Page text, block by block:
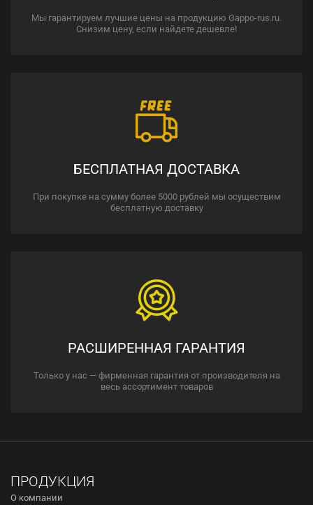
Мы гарантируем лучшие цены на продукцию Gappo-rus.ru.
Снизим цену, если найдете дешевле!
БЕСПЛАТНАЯ ДОСТАВКА
При покупке на сумму более 5000 рублей мы осуществим
бесплатную доставку
РАСШИРЕННАЯ ГАРАНТИЯ
Только у нас — фирменная гарантия от производителя на
весь ассортимент товаров
ПРОДУКЦИЯ
О компании